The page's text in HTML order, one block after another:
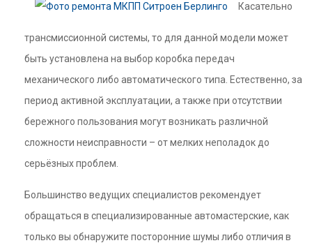
Касательно
трансмиссионной системы, то для данной модели может
быть установлена на выбор коробка передач
механического либо автоматического типа. Естественно, за
период активной эксплуатации, а также при отсутствии
бережного пользования могут возникать различной
сложности неисправности – от мелких неполадок до
серьёзных проблем.
Большинство ведущих специалистов рекомендует
обращаться в специализированные автомастерские, как
только вы обнаружите посторонние шумы либо отличия в